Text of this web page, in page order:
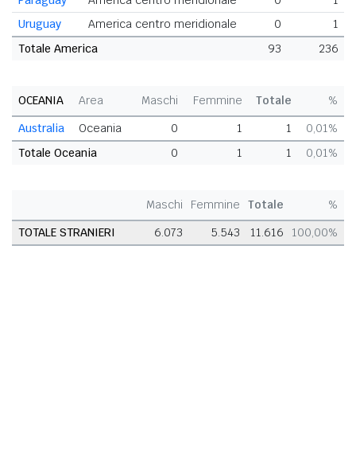
Uruguay
America centro meridionale 0
1
Totale America
93 236
OCEANIA Area Maschi Femmine Totale
%
Australia
Oceania 0 1 1
0,01%
Totale Oceania
0 1 1 0,01%
Maschi Femmine Totale
%
TOTALE STRANIERI
6.073 5.543 11.616 100,00%